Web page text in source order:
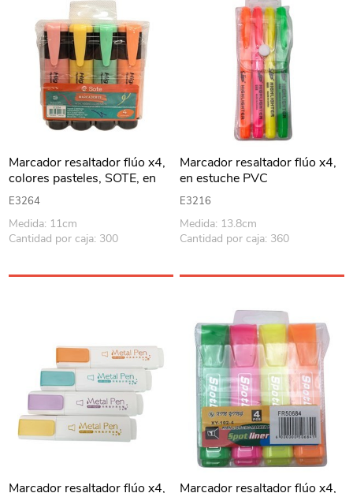
Marcador resaltador flúo x4,
colores pasteles, SOTE, en
estuche de PVC
E3264
Medida: 11cm
Cantidad por caja: 300
Marcador resaltador flúo x4,
en estuche PVC
E3216
Medida: 13.8cm
Cantidad por caja: 360
Marcador resaltador flúo x4,
Marcador resaltador flúo x4,